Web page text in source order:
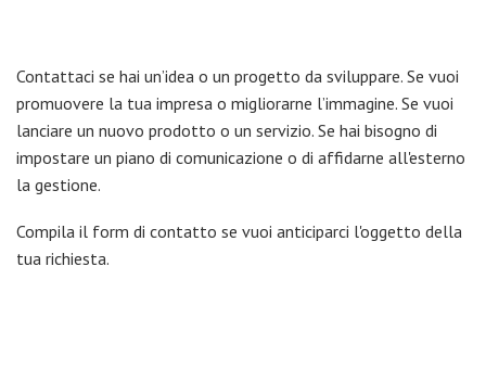
Contattaci se hai un’idea o un progetto da sviluppare. Se vuoi
promuovere la tua impresa o migliorarne l’immagine. Se vuoi
lanciare un nuovo prodotto o un servizio. Se hai bisogno di
impostare un piano di comunicazione o di affidarne all'esterno
la gestione.
Compila il form di contatto se vuoi anticiparci l'oggetto della
tua richiesta.